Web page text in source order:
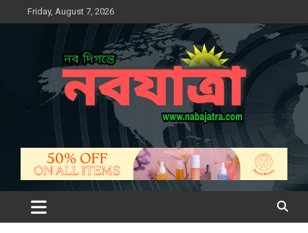
to
Friday, August 7, 2026
নবযাত্রা
সম্ভাবনার নতুন দিগন্ত